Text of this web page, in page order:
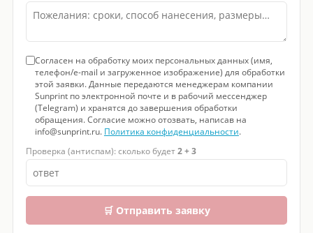
Согласен на обработку моих персональных данных (имя,
телефон/e-mail и загруженное изображение) для обработки
этой заявки. Данные передаются менеджерам компании
Sunprint по электронной почте и в рабочий мессенджер
(Telegram) и хранятся до завершения обработки
обращения. Согласие можно отозвать, написав на
info@sunprint.ru. Политика конфиденциальности.
Проверка (антиспам): сколько будет2 + 3
🛒 Отправить заявку